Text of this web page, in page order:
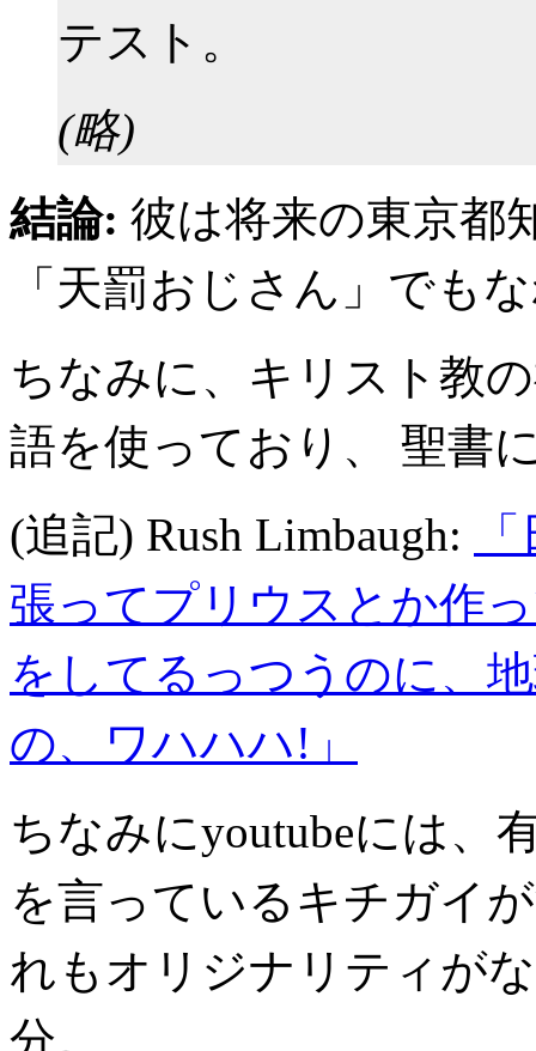
テスト。
(略)
結論: 彼は将来の東京都
「天罰おじさん」でも
ちなみに、キリスト教
語を使っており、 聖書
(追記) Rush Limbaugh:
張ってプリウスとか作
をしてるっつうのに、
の、ワハハハ!」
ちなみにyoutubeには、
を言っているキチガイ
れもオリジナリティが
分。